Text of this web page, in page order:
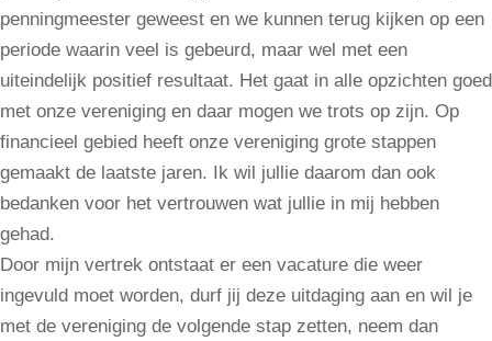
penningmeester geweest en we kunnen terug kijken op een
periode waarin veel is gebeurd, maar wel met een
uiteindelijk positief resultaat. Het gaat in alle opzichten goed
met onze vereniging en daar mogen we trots op zijn. Op
financieel gebied heeft onze vereniging grote stappen
gemaakt de laatste jaren. Ik wil jullie daarom dan ook
bedanken voor het vertrouwen wat jullie in mij hebben
gehad.
Door mijn vertrek ontstaat er een vacature die weer
ingevuld moet worden, durf jij deze uitdaging aan en wil je
met de vereniging de volgende stap zetten, neem dan